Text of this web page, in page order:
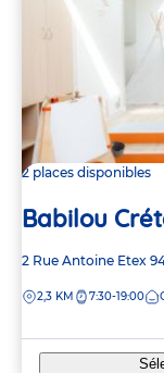
2 places disponibles
Babilou
Adresse
la
2 Rue Antoine Etex
DISTANCE
2,3 KM 7:30-19:00